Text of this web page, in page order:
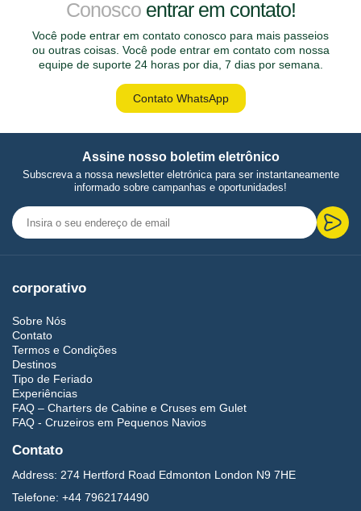
Conosco entrar em contato!
Você pode entrar em contato conosco para mais passeios
ou outras coisas. Você pode entrar em contato com nossa
equipe de suporte 24 horas por dia, 7 dias por semana.
Contato WhatsApp
Assine nosso boletim eletrônico
Subscreva a nossa newsletter eletrónica para ser instantaneamente
informado sobre campanhas e oportunidades!
corporativo
Sobre Nós
Contato
Termos e Condições
Destinos
Tipo de Feriado
Experiências
FAQ – Charters de Cabine e Cruses em Gulet
FAQ - Cruzeiros em Pequenos Navios
Contato
Address: 274 Hertford Road Edmonton London N9 7HE
Telefone: +44 7962174490